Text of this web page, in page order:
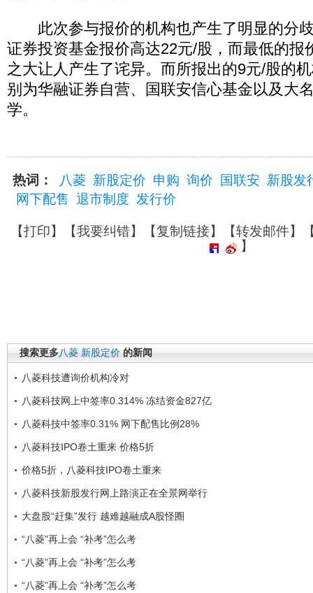
此次参与报价的机构也产生了明显的分
证券投资基金报价高达22元/股，而最低的报
之大让人产生了诧异。而所报出的9元/股的
别为华融证券自营、国联安信心基金以及大
学。
热词： 八菱 新股定价 申购 询价 国联安 新股发
网下配售 退市制度 发行价
【打印】【我要纠错】【复制链接】【转发邮件】
】
搜索更多八菱 新股定价 的新闻
八菱科技遭询价机构冷对
八菱科技网上中签率0.314% 冻结资金827亿
八菱科技中签率0.31% 网下配售比例28%
八菱科技IPO卷土重来 价格5折
价格5折，八菱科技IPO卷土重来
八菱科技新股发行网上路演正在全景网举行
大盘股“赶集”发行 越难越融成A股怪圈
“八菱”再上会 “补考”怎么考
“八菱”再上会 “补考”怎么考
“八菱”再上会 “补考”怎么考